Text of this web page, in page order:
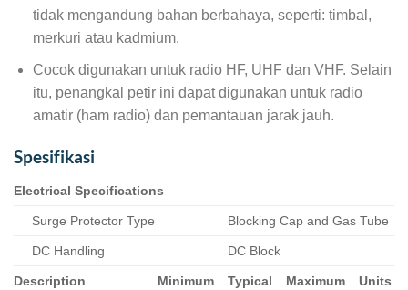
tidak mengandung bahan berbahaya, seperti: timbal,
merkuri atau kadmium.
Cocok digunakan untuk radio HF, UHF dan VHF. Selain
itu, penangkal petir ini dapat digunakan untuk radio
amatir (ham radio) dan pemantauan jarak jauh.
Spesifikasi
Electrical Specifications
Surge Protector Type Blocking Cap and Gas Tube
DC Handling DC Block
Description Minimum Typical Maximum Units